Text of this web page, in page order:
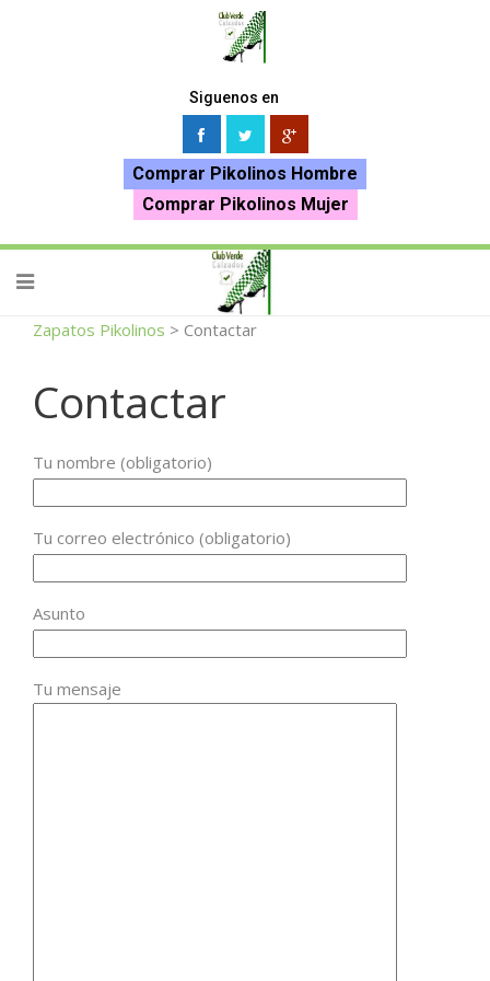
Zapatos Pikolinos > Contactar
Contactar
Tu nombre (obligatorio)
Tu correo electrónico (obligatorio)
Asunto
Tu mensaje
Siguenos en
Comprar Pikolinos Hombre
Comprar Pikolinos Mujer